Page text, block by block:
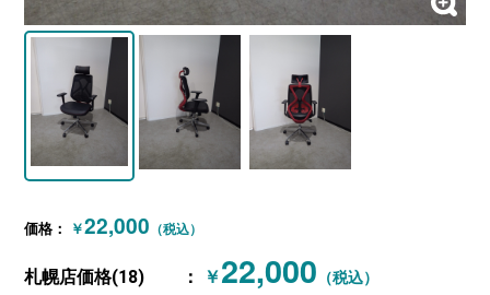
価格： ￥22,000 （税込）
札幌店価格(18) ： ￥22,000 （税込）